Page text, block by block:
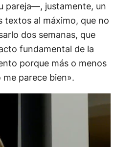
pareja—, justamente, un
textos al máximo, que no
dos semanas, que
fundamental de la
porque más o menos
me parece bien».